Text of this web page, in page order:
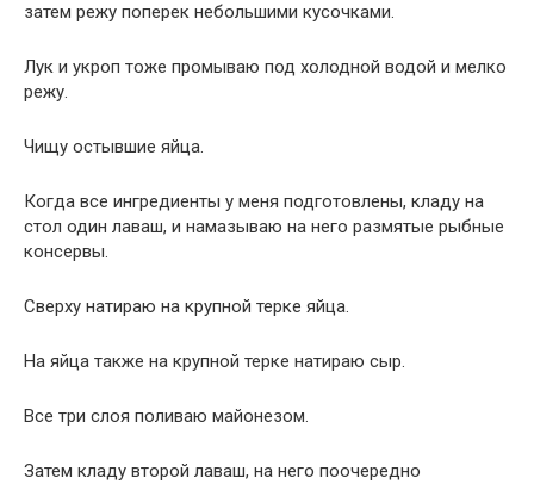
затем режу поперек небольшими кусочками.
Лук и укроп тоже промываю под холодной водой и мелко
режу.
Чищу остывшие яйца.
Когда все ингредиенты у меня подготовлены, кладу на
стол один лаваш, и намазываю на него размятые рыбные
консервы.
Сверху натираю на крупной терке яйца.
На яйца также на крупной терке натираю сыр.
Все три слоя поливаю майонезом.
Затем кладу второй лаваш, на него поочередно